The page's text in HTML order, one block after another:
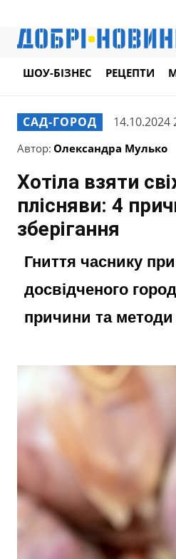
ШОУ-БІЗНЕС РЕЦЕПТИ
САД-ГОРОД 14.10.2024
Автор: Олександра Мулько
Хотіла взяти
плісняви: 4
зберігання
Гниття часнику
досвідченого
причини та методи